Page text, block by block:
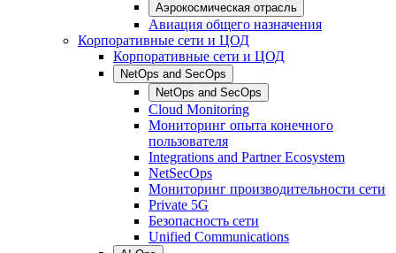
Аэрокосмическая отрасль
Авиация общего назначения
Корпоративные сети и ЦОД
Корпоративные сети и ЦОД
NetOps and SecOps
NetOps and SecOps
Cloud Monitoring
Мониторинг опыта конечного
пользователя
Integrations and Partner Ecosystem
NetSecOps
Мониторинг производительности сети
Private 5G
Безопасность сети
Unified Communications